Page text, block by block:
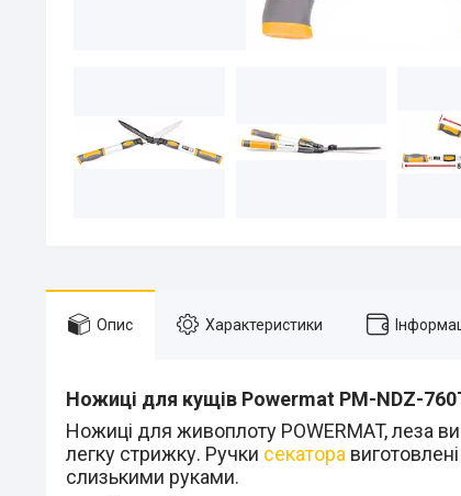
Опис Характеристики
Ножиці для кущів Powermat PM-NDZ-
Ножиці для живоплоту POWERMAT, леза
легку стрижку. Ручки секатора
слизькими руками.